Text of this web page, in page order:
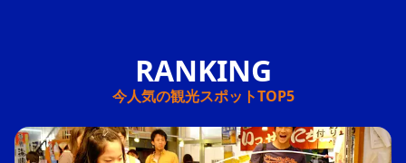
今人気の観光スポットTOP5